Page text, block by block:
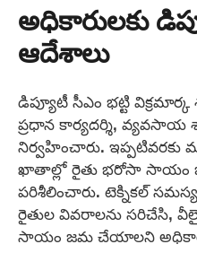
అధికారులకు
ఆదేశాలు
డిప్యూటీ సీఎం భట్టి విక్రమార్క
ప్రధాన కార్యదర్శి, వ్యవసాయ
నిర్వహించారు.
ఖాతాల్లో రైతు భరోసా సాయం
పరిశీలించారు. టెక్నికల్
రైతుల వివరాలను సరిచేసి,
సాయం జమ చేయాలని